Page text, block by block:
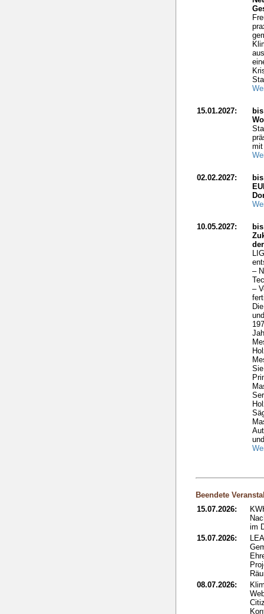
15.01.2027:
mit
02.02.2027:
bis
10.05.2027:
bis
–
–
Beendete
15.07.2026:
im
15.07.2026:
08.07.2026: